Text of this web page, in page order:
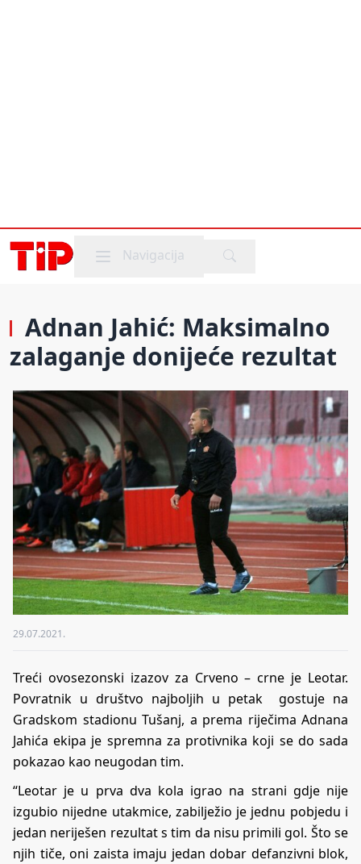
Mobile menu
Navigacija
Adnan Jahić: Maksimalno
zalaganje donijeće rezultat
29.07.2021.
Treći ovosezonski izazov za Crveno – crne je Leotar.
Povratnik u društvo najboljih u petak gostuje na
Gradskom stadionu Tušanj, a prema riječima Adnana
Jahića ekipa je spremna za protivnika koji se do sada
pokazao kao neugodan tim.
“Leotar je u prva dva kola igrao na strani gdje nije
izgubio nijedne utakmice, zabilježio je jednu pobjedu i
jedan neriješen rezultat s tim da nisu primili gol. Što se
njih tiče, oni zaista imaju jedan dobar defanzivni blok,